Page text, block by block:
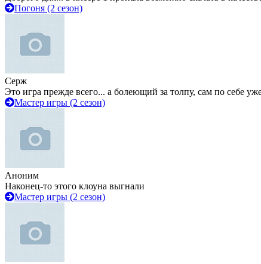
Погоня (2 сезон)
Серж
Это игра прежде всего... а болеющий за толпу, сам по себе
Мастер игры (2 сезон)
Аноним
Наконец-то этого клоуна выгнали
Мастер игры (2 сезон)